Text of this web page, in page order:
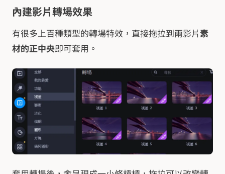
內建影片轉場效果
有很多上百種類型的轉場特效，直接拖拉到兩影片 素
材的正中央即可套用。